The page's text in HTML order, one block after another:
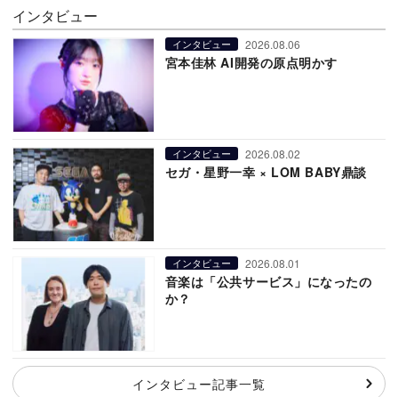
インタビュー
インタビュー 2026.08.06
宮本佳林 AI開発の原点明かす
インタビュー 2026.08.02
セガ・星野一幸 × LOM BABY鼎談
インタビュー 2026.08.01
音楽は「公共サービス」になったの
か？
インタビュー記事一覧